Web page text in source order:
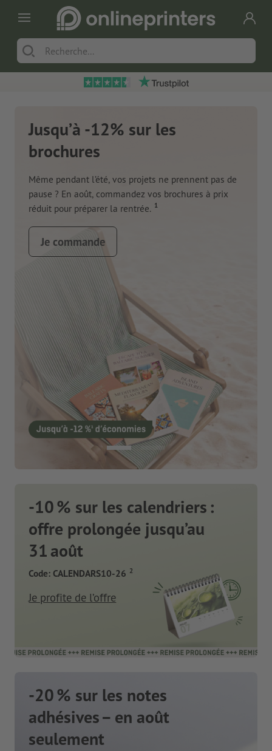
Jusqu’à -12% sur les
brochures
Même pendant l’été, vos projets ne prennent pas de
pause ? En août, commandez vos brochures à prix
réduit pour préparer la rentrée. 1
Je commande
-10 % sur les calendriers :
offre prolongée jusqu’au
31 août
Code: CALENDARS10-26 2
Je profite de l’offre
-20 % sur les notes
adhésives – en août
seulement